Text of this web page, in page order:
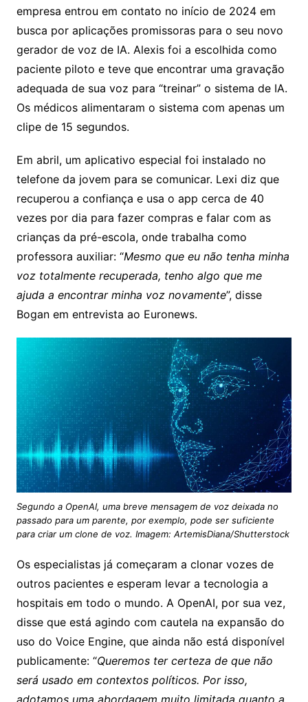
empresa entrou em contato no início de 2024 em
busca por aplicações promissoras para o seu novo
gerador de voz de IA. Alexis foi a escolhida como
paciente piloto e teve que encontrar uma gravação
adequada de sua voz para “treinar” o sistema de IA.
Os médicos alimentaram o sistema com apenas um
clipe de 15 segundos.
Em abril, um aplicativo especial foi instalado no
telefone da jovem para se comunicar. Lexi diz que
recuperou a confiança e usa o app cerca de 40
vezes por dia para fazer compras e falar com as
crianças da pré-escola, onde trabalha como
professora auxiliar: “Mesmo que eu não tenha minha
voz totalmente recuperada, tenho algo que me
ajuda a encontrar minha voz novamente”, disse
Bogan em entrevista ao Euronews.
Segundo a OpenAI, uma breve mensagem de voz deixada no
passado para um parente, por exemplo, pode ser suficiente
para criar um clone de voz. Imagem: ArtemisDiana/Shutterstock
Os especialistas já começaram a clonar vozes de
outros pacientes e esperam levar a tecnologia a
hospitais em todo o mundo. A OpenAI, por sua vez,
disse que está agindo com cautela na expansão do
uso do Voice Engine, que ainda não está disponível
publicamente: “Queremos ter certeza de que não
será usado em contextos políticos. Por isso,